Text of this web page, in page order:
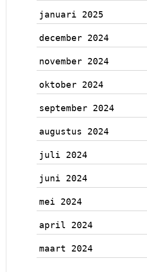
januari 2025
december 2024
november 2024
oktober 2024
september 2024
augustus 2024
juli 2024
juni 2024
mei 2024
april 2024
maart 2024